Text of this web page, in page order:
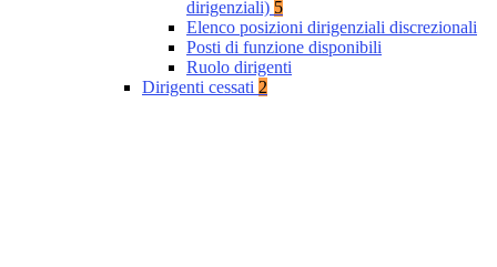
dirigenziali) 5
Elenco posizioni dirigenziali discrezionali
Posti di funzione disponibili
Ruolo dirigenti
Dirigenti cessati 2